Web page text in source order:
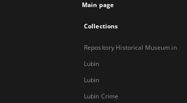
Main page
Collections
Repository Historical Museum in
Lubin
Lubin
Lubin Crime